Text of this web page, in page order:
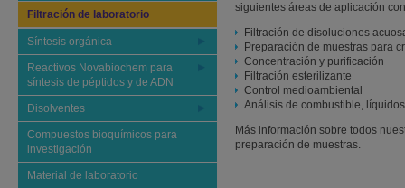
Filtración de laboratorio
Síntesis orgánica
Reactivos Novabiochem para
síntesis de péptidos y de ADN
Disolventes
Compuestos bioquímicos para
investigación
Material de laboratorio
siguientes áreas de aplicación
Filtración de disoluciones
Preparación de muestras para
Concentración y purificación
Filtración esterilizante
Control medioambiental
Análisis de combustible,
Más información sobre todos
preparación de muestras.